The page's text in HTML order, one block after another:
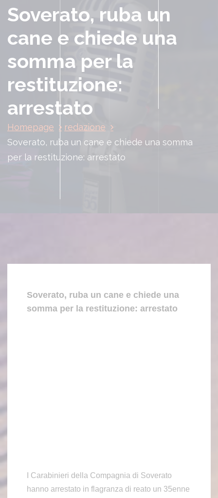
Soverato, ruba un
cane e chiede una
somma per la
restituzione:
arrestato
Homepage
redazione
Soverato, ruba un cane e chiede una somma
per la restituzione: arrestato
Soverato, ruba un cane e chiede una
somma per la restituzione: arrestato
I Carabinieri della Compagnia di Soverato
hanno arrestato in flagranza di reato un 35enne